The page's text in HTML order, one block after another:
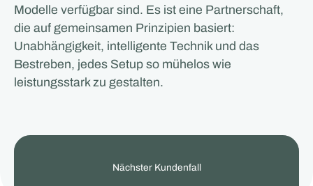
Modelle verfügbar sind. Es ist eine Partnerschaft,
die auf gemeinsamen Prinzipien basiert:
Unabhängigkeit, intelligente Technik und das
Bestreben, jedes Setup so mühelos wie
leistungsstark zu gestalten.
View
Nächster Kundenfall